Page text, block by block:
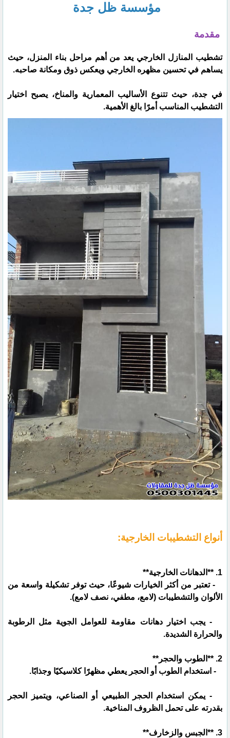
مؤسسة ظل جدة
مقدمة
تشطيب المنازل الخارجي يعد من أهم مراحل بناء المنزل، حيث
يساهم في تحسين مظهره الخارجي ويعكس ذوق ومكانة صاحبه.
في جدة، حيث تتنوع الأساليب المعمارية والمناخ، يصبح اختيار
التشطيب المناسب أمرًا بالغ الأهمية.
أنواع التشطيبات الخارجية:
1. **الدهانات الخارجية**
- تعتبر من أكثر الخيارات شيوعًا، حيث توفر تشكيلة واسعة من
الألوان والتشطيبات (لامع، مطفي، نصف لامع).
- يجب اختيار دهانات مقاومة للعوامل الجوية مثل الرطوبة
والحرارة الشديدة.
2. **الطوب والحجر**
- استخدام الطوب أو الحجر يعطي مظهرًا كلاسيكيًا وجذابًا.
- يمكن استخدام الحجر الطبيعي أو الصناعي، ويتميز الحجر
بقدرته على تحمل الظروف المناخية.
3. **الجبس والزخارف**